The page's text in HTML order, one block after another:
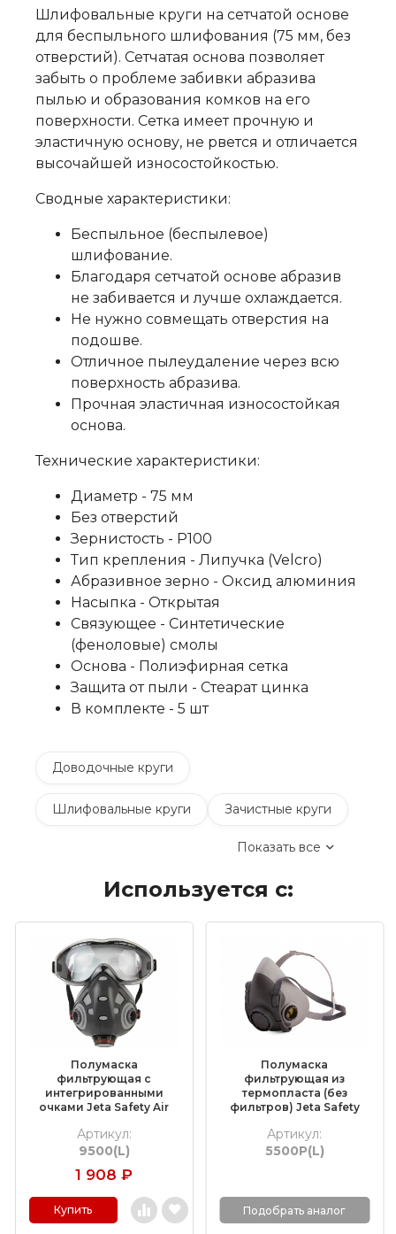
Шлифовальные круги на сетчатой основе
для беспыльного шлифования (75 мм, без
отверстий). Сетчатая основа позволяет
забыть о проблеме забивки абразива
пылью и образования комков на его
поверхности. Сетка имеет прочную и
эластичную основу, не рвется и отличается
высочайшей износостойкостью.
Сводные характеристики:
Беспыльное (беспылевое)
шлифование.
Благодаря сетчатой основе абразив
не забивается и лучше охлаждается.
Не нужно совмещать отверстия на
подошве.
Отличное пылеудаление через всю
поверхность абразива.
Прочная эластичная износостойкая
основа.
Технические характеристики:
Диаметр - 75 мм
Без отверстий
Зернистость - P100
Тип крепления - Липучка (Velcro)
Абразивное зерно - Оксид алюминия
Насыпка - Открытая
Связующее - Синтетические
(феноловые) смолы
Основа - Полиэфирная сетка
Защита от пыли - Стеарат цинка
В комплекте - 5 шт
Доводочные круги
Шлифовальные круги Зачистные круги
Круги лепестковые торцевые шлифовальные
(КЛТ)
Шлифовальные круги на липучке Velcro
Обдирочные круги
Шлифовальные валики Фибровые круги
Абразивные шлифовальные головки
Шлифовальные листы и рулоны
Круги с креплением Roloc™
Шлифовальные абразивные ленты
Показать все
Используется с:
Полумаска
фильтрующая с
интегрированными
очками Jeta Safety Air
Артикул:
9500(L)
1 908 ₽
Купить
Полумаска
фильтрующая из
термопласта (без
фильтров) Jeta Safety
Артикул:
5500P(L)
Подобрать аналог